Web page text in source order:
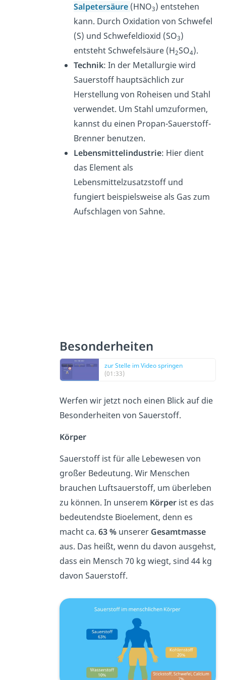
Salpetersäure (HNO3) entstehen
kann. Durch Oxidation von Schwefel
(S) und Schwefeldioxid (SO3)
entsteht Schwefelsäure (H2SO4).
Technik: In der Metallurgie wird
Sauerstoff hauptsächlich zur
Herstellung von Roheisen und Stahl
verwendet. Um Stahl umzuformen,
kannst du einen Propan-Sauerstoff-
Brenner benutzen.
Lebensmittelindustrie: Hier dient
das Element als
Lebensmittelzusatzstoff und
fungiert beispielsweise als Gas zum
Aufschlagen von Sahne.
Besonderheiten
zur Stelle im Video springen
(01:33)
Werfen wir jetzt noch einen Blick auf die
Besonderheiten von Sauerstoff.
Körper
Sauerstoff ist für alle Lebewesen von
großer Bedeutung. Wir Menschen
brauchen Luftsauerstoff, um überleben
zu können. In unserem Körperist es das
bedeutendste Bioelement, denn es
macht ca. 63 %unserer Gesamtmasse
aus. Das heißt, wenn du davon ausgehst,
dass ein Mensch 70 kg wiegt, sind 44 kg
davon Sauerstoff.